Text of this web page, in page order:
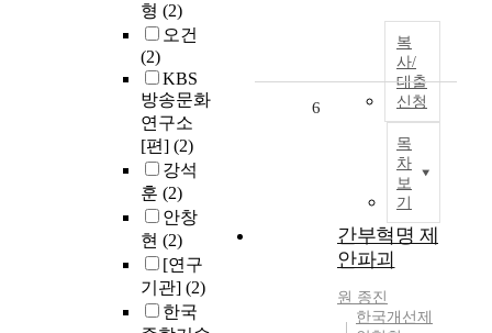
형 (2)
오건
(2)
KBS
방송문화
연구소
[편] (2)
강석
훈 (2)
안창
현 (2)
[연구
기관] (2)
한국
복
사/
대출
신청
목
차
보
기
6
간부혁명 제
안파괴
원 종진
한국개선제